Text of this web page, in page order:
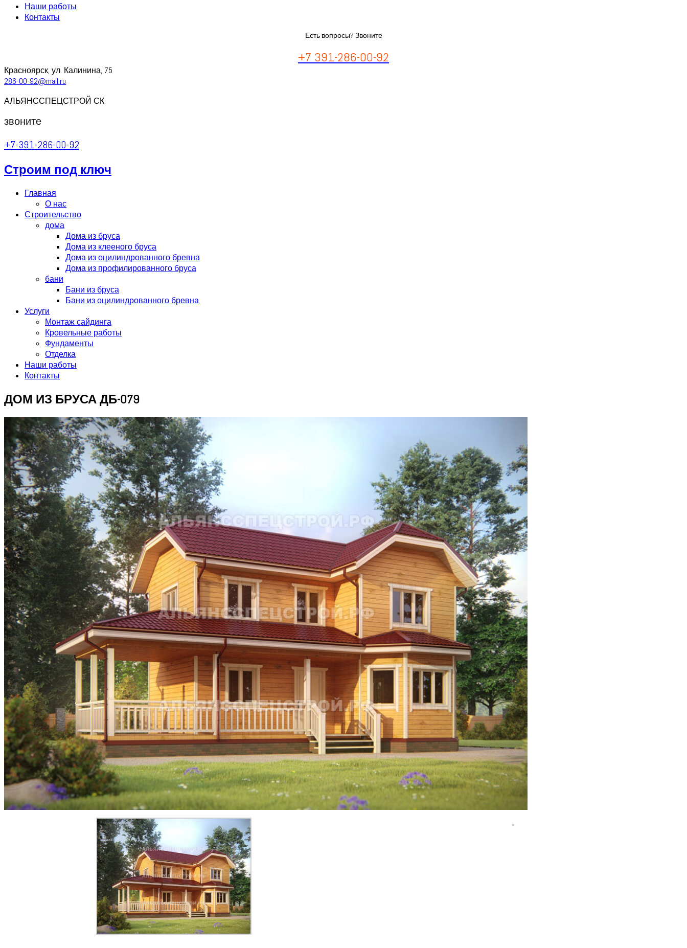
Наши работы
Контакты
Есть вопросы? Звоните
+7 391-286-00-92
Красноярск, ул. Калинина, 75
286-00-92@mail.ru
АЛЬЯНССПЕЦСТРОЙ СК
звоните
+7-391-286-00-92
Строим под ключ
Главная
О нас
Строительство
дома
Дома из бруса
Дома из клееного бруса
Дома из оцилиндрованного бревна
Дома из профилированного бруса
бани
Бани из бруса
Бани из оцилиндрованного бревна
Услуги
Монтаж сайдинга
Кровельные работы
Фундаменты
Отделка
Наши работы
Контакты
ДОМ ИЗ БРУСА ДБ-079